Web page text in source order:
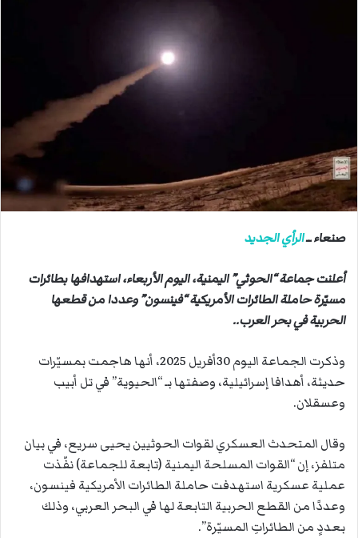
ل
ك
و
ي
ا
صنعاء ــالرأي الجديد
أعلنت جماعة “الحوثي” اليمنية، اليوم الأربعاء، استهدافها بطائرات
مسيّرة حاملة الطائرات الأمريكية “فينسون” وعددا من قطعها
الحربية في بحر العرب..
وذكرت الجماعة اليوم 30أفريل 2025، أنها هاجمت بمسيّرات
حديثة، أهدافا إسرائيلية، وصفتها بـ “الحيوية” في تل أبيب
وعسقلان.
وقال المتحدث العسكري لقوات الحوثيين يحيى سريع، في بيان
متلفز، إن “القوات المسلحة اليمنية (تابعة للجماعة) نفّذت
عملية عسكرية استهدفت حاملة الطائرات الأمريكية فينسون،
وعددًا من القطع الحربية التابعة لها في البحر العربي، وذلك
بعددٍ من الطائراتِ المسيّرة”.